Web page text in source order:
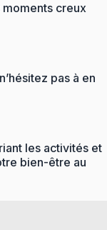
creux
pas à en
les activités et
bien-être au